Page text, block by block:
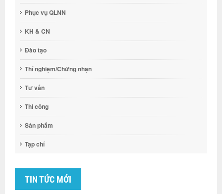
Phục vụ QLNN
KH & CN
Đào tạo
Thí nghiệm/Chứng nhận
Tư vấn
Thi công
Sản phẩm
Tạp chí
TIN TỨC MỚI